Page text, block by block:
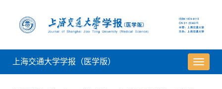
导
航
上海交通大学学报（医学版）